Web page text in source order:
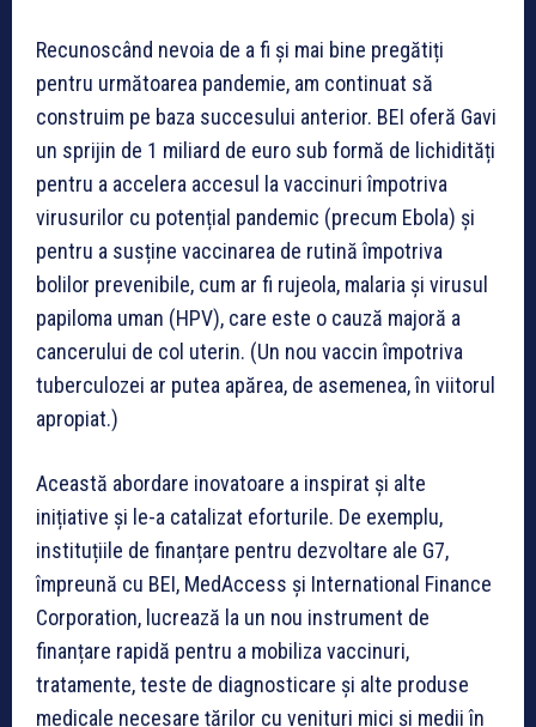
Recunoscând nevoia de a fi și mai bine pregătiți
pentru următoarea pandemie, am continuat să
construim pe baza succesului anterior. BEI oferă Gavi
un sprijin de 1 miliard de euro sub formă de lichidități
pentru a accelera accesul la vaccinuri împotriva
virusurilor cu potențial pandemic (precum Ebola) și
pentru a susține vaccinarea de rutină împotriva
bolilor prevenibile, cum ar fi rujeola, malaria și virusul
papiloma uman (HPV), care este o cauză majoră a
cancerului de col uterin. (Un nou vaccin împotriva
tuberculozei ar putea apărea, de asemenea, în viitorul
apropiat.)
Această abordare inovatoare a inspirat și alte
inițiative și le-a catalizat eforturile. De exemplu,
instituțiile de finanțare pentru dezvoltare ale G7,
împreună cu BEI, MedAccess și International Finance
Corporation, lucrează la un nou instrument de
finanțare rapidă pentru a mobiliza vaccinuri,
tratamente, teste de diagnosticare și alte produse
medicale necesare țărilor cu venituri mici și medii în